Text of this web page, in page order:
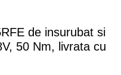
de insurubat si
50 Nm, livrata cu